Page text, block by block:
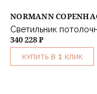
NORMANN
Светильник
340 228 ₽
КУПИТЬ В 1 КЛИК